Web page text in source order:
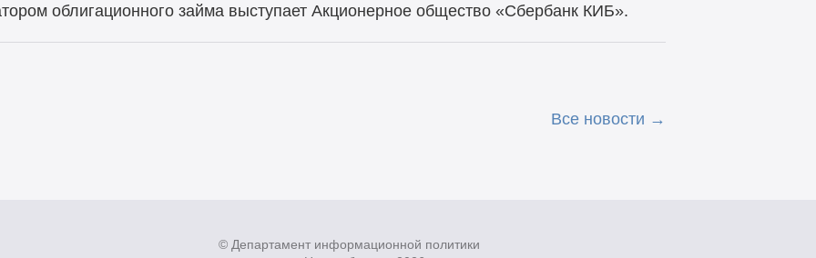
облигационного займа выступает Акционерное общество «Сбербанк КИБ».
Все новости
© Департамент информационной политики